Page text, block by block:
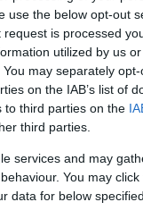
use the below opt-out
is processed
utilized by us
may separately
on the IAB’s list of
to third parties on the
third parties.
services and may
You may
data for below
αναστάτωση,
και